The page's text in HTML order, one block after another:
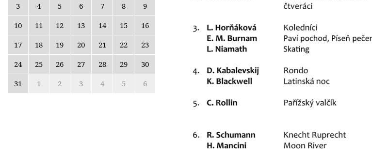
3
4 5 6 7 8
9
10
11 12 13 14 15
16
17
18 19 20 21 22
23
24
25 26 27 28 29
30
31
1 2 3 4 5 6